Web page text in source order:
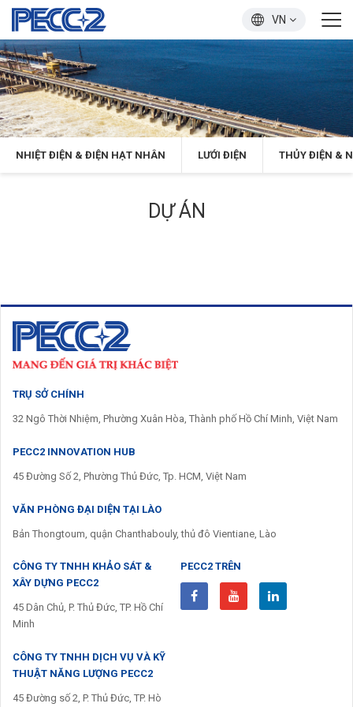
VN
NHIỆT ĐIỆN & ĐIỆN HẠT NHÂN LƯỚI ĐIỆN THỦY ĐIỆN &
DỰ ÁN
TRỤ SỞ CHÍNH
32 Ngô Thời Nhiệm, Phường Xuân Hòa, Thành phố Hồ Chí Minh, Việt Nam
PECC2 INNOVATION HUB
45 Đường Số 2, Phường Thủ Đức, Tp. HCM, Việt Nam
VĂN PHÒNG ĐẠI DIỆN TẠI LÀO
Bản Thongtoum, quận Chanthabouly, thủ đô Vientiane, Lào
CÔNG TY TNHH KHẢO SÁT &
XÂY DỰNG PECC2
45 Dân Chủ, P. Thủ Đức, TP. Hồ Chí
Minh
CÔNG TY TNHH DỊCH VỤ VÀ KỸ
THUẬT NĂNG LƯỢNG PECC2
45 Đường số 2, P. Thủ Đức, TP. Hò
PECC2 TRÊN